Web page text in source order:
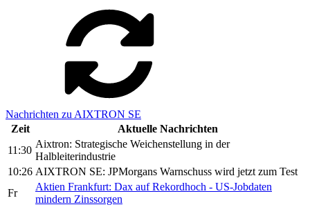
Nachrichten zu AIXTRON SE
Zeit
Aktuelle Nachrichten
11:30
Aixtron: Strategische Weichenstellung in der
Halbleiterindustrie
10:26 AIXTRON SE: JPMorgans Warnschuss wird jetzt zum Test
Fr
Aktien Frankfurt: Dax auf Rekordhoch - US-Jobdaten
mindern Zinssorgen